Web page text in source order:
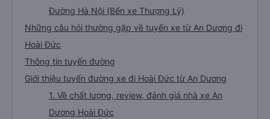
Đường Hà Nội (Bến xe Thượng Lý)
Những câu hỏi thường gặp về tuyến xe từ An Dương đi
Hoài Đức
Thông tin tuyến đường
Giới thiệu tuyến đường xe đi Hoài Đức từ An Dương
1. Về chất lượng, review, đánh giá nhà xe An
Dương Hoài Đức